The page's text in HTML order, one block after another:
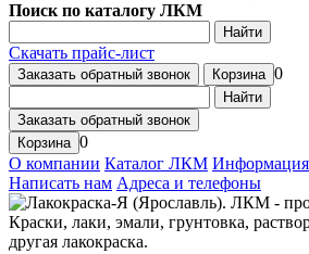
Поиск по каталогу ЛКМ
Найти
Скачать прайс-лист
Заказать обратный звонок Корзина 0
Найти
Заказать обратный звонок
Корзина 0
О компании Каталог ЛКМ Информация
Написать нам Адреса и телефоны